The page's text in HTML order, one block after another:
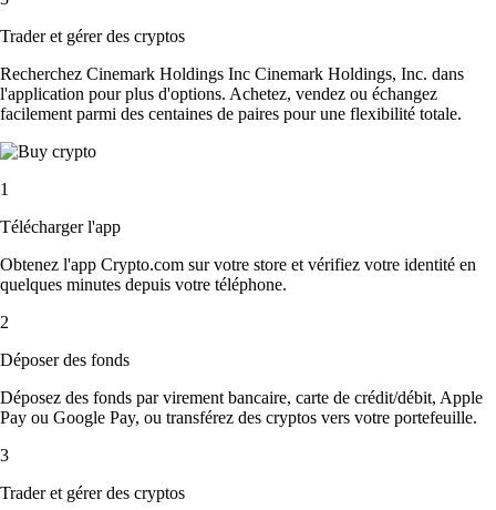
Trader et gérer des cryptos
Recherchez Cinemark Holdings Inc Cinemark Holdings, Inc. dans
l'application pour plus d'options. Achetez, vendez ou échangez
facilement parmi des centaines de paires pour une flexibilité totale.
1
Télécharger l'app
Obtenez l'app Crypto.com sur votre store et vérifiez votre identité en
quelques minutes depuis votre téléphone.
2
Déposer des fonds
Déposez des fonds par virement bancaire, carte de crédit/débit, Apple
Pay ou Google Pay, ou transférez des cryptos vers votre portefeuille.
3
Trader et gérer des cryptos